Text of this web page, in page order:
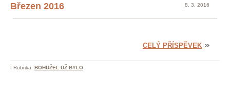
Březen 2016 8. 3. 2016
CELÝ PŘÍSPĚVEK
| Rubrika: BOHUŽEL UŽ BYLO